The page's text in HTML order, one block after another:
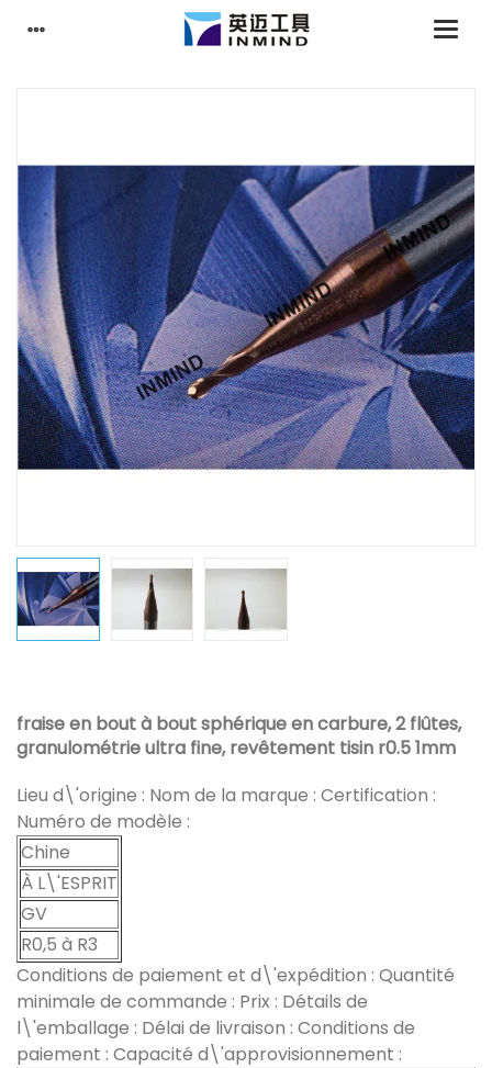
fraise en bout à bout sphérique en carbure, 2 flûtes,
granulométrie ultra fine, revêtement tisin r0.5 1mm
Lieu d\'origine : Nom de la marque : Certification :
Numéro de modèle :
Chine
À L\'ESPRIT
GV
R0,5 à R3
Conditions de paiement et d\'expédition : Quantité
minimale de commande : Prix : Détails de
l\'emballage : Délai de livraison : Conditions de
paiement : Capacité d\'approvisionnement :